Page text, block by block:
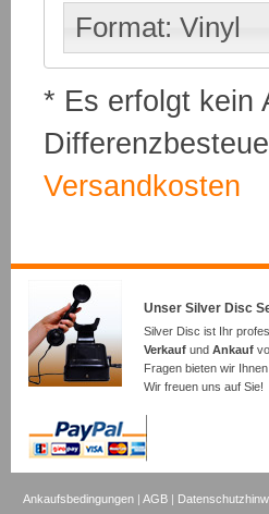
Format: Vinyl
* Es erfolgt kein
Versandkosten
Unser Silver Disc
Silver Disc ist Ihr
Verkauf und Ankauf
Fragen bieten wir
Wir freuen uns auf Sie!
Ankaufsbedingungen |AGB |